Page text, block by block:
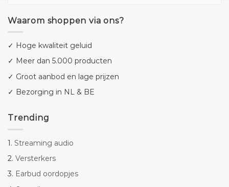
Waarom shoppen via ons?
✓ Hoge kwaliteit geluid
✓ Meer dan 5.000 producten
✓ Groot aanbod en lage prijzen
✓ Bezorging in NL & BE
Trending
1. Streaming audio
2. Versterkers
3. Earbud oordopjes